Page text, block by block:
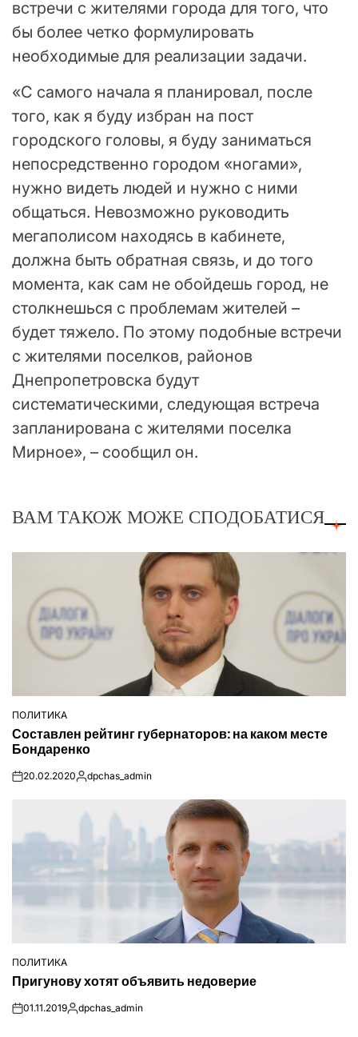
встречи с жителями города для того, что
бы более четко формулировать
необходимые для реализации задачи.
«С самого начала я планировал, после
того, как я буду избран на пост
городского головы, я буду заниматься
непосредственно городом «ногами»,
нужно видеть людей и нужно с ними
общаться. Невозможно руководить
мегаполисом находясь в кабинете,
должна быть обратная связь, и до того
момента, как сам не обойдешь город, не
столкнешься с проблемам жителей –
будет тяжело. По этому подобные встречи
с жителями поселков, районов
Днепропетровска будут
систематическими, следующая встреча
запланирована с жителями поселка
Мирное», – сообщил он.
ВАМ ТАКОЖ МОЖЕ СПОДОБАТИСЯ
ОПУБЛІКУВАТИ
У
ПОЛИТИКА
Составлен рейтинг губернаторов: на каком месте
Бондаренко
on20.02.2020Опубліковано
dpchas_admin
ОПУБЛІКУВАТИ
ПОЛИТИКА
Пригунову хотят объявить недоверие
on01.11.2019Опубліковано
dpchas_admin